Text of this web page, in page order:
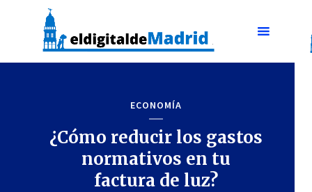
ECONOMÍA
¿Cómo reducir los gastos
normativos en tu
factura de luz?